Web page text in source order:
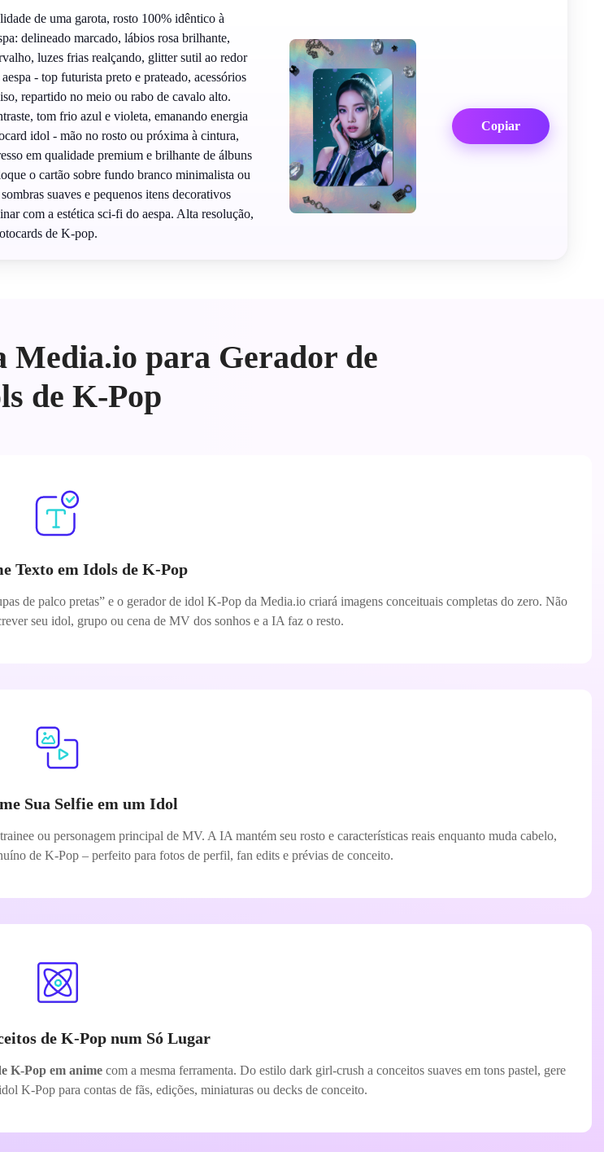
de uma garota, rosto 100% idêntico à
delineado marcado, lábios rosa brilhante,
luzes frias realçando, glitter sutil ao redor
- top futurista preto e prateado, acessórios
repartido no meio ou rabo de cavalo alto.
tom frio azul e violeta, emanando energia
idol - mão no rosto ou próxima à cintura,
em qualidade premium e brilhante de álbuns
o cartão sobre fundo branco minimalista ou
suaves e pequenos itens decorativos
com a estética sci-fi do aespa. Alta resolução,
de K-pop.
Copiar
Media.io para Gerador de
de K-Pop
Texto em Idols de K-Pop
de palco pretas” e o gerador de idol K-Pop da Media.io criará imagens conceituais completas do zero. Não
seu idol, grupo ou cena de MV dos sonhos e a IA faz o resto.
Sua Selfie em um Idol
ou personagem principal de MV. A IA mantém seu rosto e características reais enquanto muda cabelo,
de K-Pop – perfeito para fotos de perfil, fan edits e prévias de conceito.
de K-Pop num Só Lugar
K-Pop em anime com a mesma ferramenta. Do estilo dark girl-crush a conceitos suaves em tons pastel, gere
K-Pop para contas de fãs, edições, miniaturas ou decks de conceito.